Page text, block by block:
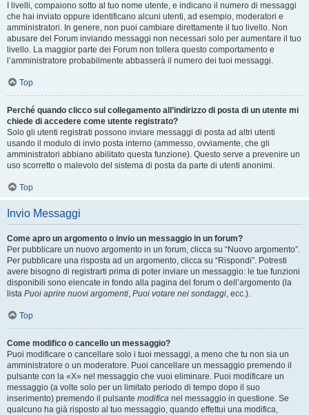
I livelli, compaiono sotto al tuo nome utente, e indicano il numero di messaggi
che hai inviato oppure identificano alcuni utenti, ad esempio, moderatori e
amministratori. In genere, non puoi cambiare direttamente il tuo livello. Non
abusare del Forum inviando messaggi non necessari solo per aumentare il tuo
livello. La maggior parte dei Forum non tollera questo comportamento e
l’amministratore probabilmente abbasserà il numero dei tuoi messaggi.
Top
Perché quando clicco sul collegamento all’indirizzo di posta di un utente mi
chiede di accedere come utente registrato?
Solo gli utenti registrati possono inviare messaggi di posta ad altri utenti
usando il modulo di invio posta interno (ammesso, ovviamente, che gli
amministratori abbiano abilitato questa funzione). Questo serve a prevenire un
uso scorretto o malevolo del sistema di posta da parte di utenti anonimi.
Top
Invio Messaggi
Come apro un argomento o invio un messaggio in un forum?
Per pubblicare un nuovo argomento in un forum, clicca su “Nuovo argomento”.
Per pubblicare una risposta ad un argomento, clicca su “Rispondi”. Potresti
avere bisogno di registrarti prima di poter inviare un messaggio: le tue funzioni
disponibili sono elencate in fondo alla pagina del forum o dell’argomento (la
lista Puoi aprire nuovi argomenti, Puoi votare nei sondaggi, ecc.).
Top
Come modifico o cancello un messaggio?
Puoi modificare o cancellare solo i tuoi messaggi, a meno che tu non sia un
amministratore o un moderatore. Puoi cancellare un messaggio premendo il
pulsante con la «X» nel messaggio che vuoi eliminare. Puoi modificare un
messaggio (a volte solo per un limitato periodo di tempo dopo il suo
inserimento) premendo il pulsante modifica nel messaggio in questione. Se
qualcuno ha già risposto al tuo messaggio, quando effettui una modifica,